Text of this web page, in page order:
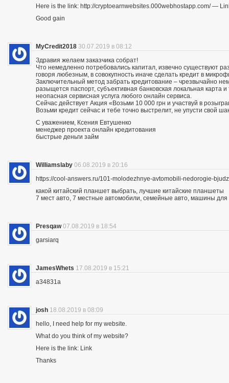
Here is the link: http://cryptoearnwebsites.000webhostapp.com/ —
Good gain
MyCredit2018 30.07.2019 в 08:12
Здравия желаем заказчика собрат!
Что немедленно потребовались капитал, извечно существуют
говоря любезным, в совокупность иначе сделать кредит в
Заключительный метод забрать кредитование – чрезвычайно
разыщется паспорт, субъективная банковская локальная
неопасная сервисная услуга любого онлайн сервиса.
Сейчас действует Акция «Возьми 10 000 грн и участвуй в
Возьми кредит сейчас и тебе точно выстрелит, не упусти свой
С уважением, Ксения Евтушенко
менеджер проекта онлайн кредитования
быстрые деньги займ
Williamslaby 06.08.2019 в 20:16
https://cool-answers.ru/101-molodezhnye-avtomobili-nedorogie-
какой китайский планшет выбрать, лучшие китайские планшеты
7 мест авто, 7 местные автомобили, семейные авто, машины для
Presqaw 07.08.2019 в 18:54
garsiarq
JamesWhets 17.08.2019 в 15:21
a34831a
josh 18.08.2019 в 08:09
hello, I need help for my website.
What do you think of my website?
Here is the link: Link
Thanks